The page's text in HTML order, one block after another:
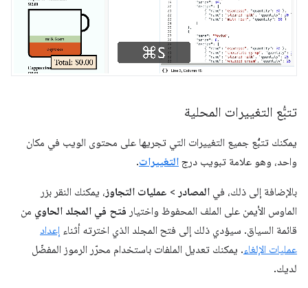
تتبُّع التغييرات المحلية
يمكنك تتبُّع جميع التغييرات التي تجريها على محتوى الويب في مكان
واحد، وهو علامة تبويب درج التغييرات.
بالإضافة إلى ذلك، في المصادر > عمليات التجاوز، يمكنك النقر بزر
الماوس الأيمن على الملف المحفوظ واختيار فتح في المجلد الحاوي من
قائمة السياق. سيؤدي ذلك إلى فتح المجلد الذي اخترته أثناء إعداد
عمليات الإلغاء. يمكنك تعديل الملفات باستخدام محرّر الرموز المفضّل
لديك.